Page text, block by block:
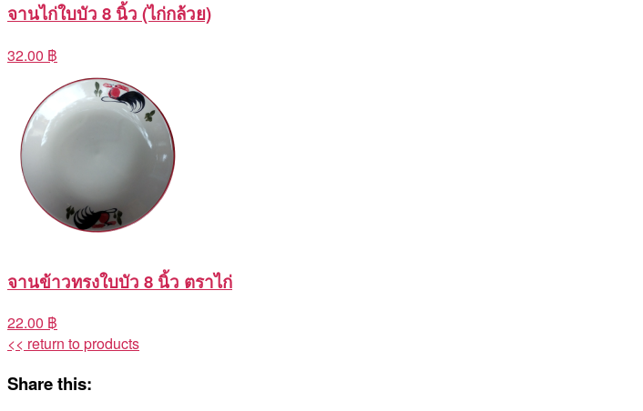
จานไก่ใบบัว 8 นิ้ว (ไก่กล้วย)
32.00 ฿
จานข้าวทรงใบบัว 8 นิ้ว ตราไก่
22.00 ฿
<< return to products
Share this: